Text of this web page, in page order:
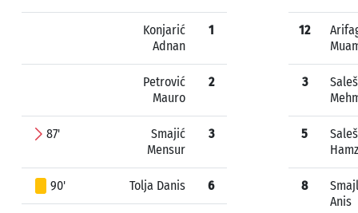
Konjarić
Adnan
1
Petrović
Mauro
2
87'
Smajić
Mensur
3
90' Tolja Danis 6
12
3
5
8
Anis